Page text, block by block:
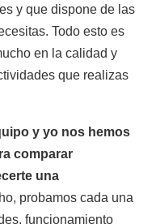
y que dispone de las
Todo esto es
en la calidad y
que realizas
y yo nos hemos
comparar
una
probamos cada una
funcionamiento